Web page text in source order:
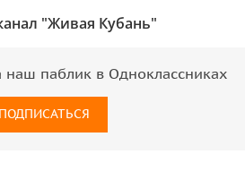
"Живая Кубань"
наш паблик в Одноклассниках
ПОДПИСАТЬСЯ